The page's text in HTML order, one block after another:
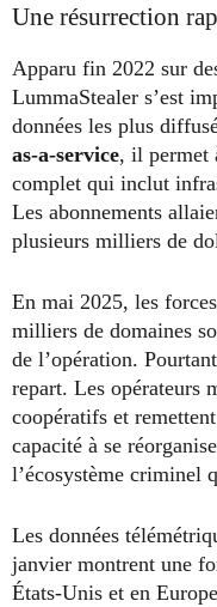
Une résurrection
Apparu fin 2022 sur
LummaStealer s’est
données les plus
as-a-service, il permet
complet qui inclut
Les abonnements
plusieurs milliers de
En mai 2025, les
milliers de domaines
de l’opération.
repart. Les opérateurs
coopératifs et
capacité à se
l’écosystème criminel
Les données
janvier montrent une
États-Unis et en